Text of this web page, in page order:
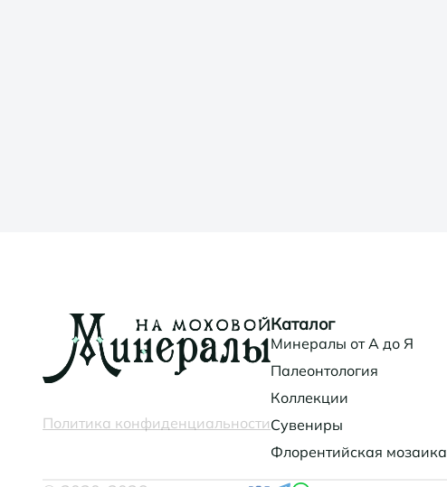
Политика конфиденциальности
Каталог
Минералы от А до Я
Палеонтология
Коллекции
Сувениры
Флорентийская мозаика